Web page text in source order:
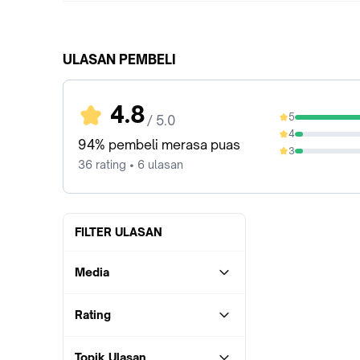
ULASAN PEMBELI
4.8 / 5.0
94% pembeli merasa puas
36 rating • 6 ulasan
5
88.89%
4
5.56%
3
5.56%
FILTER ULASAN
Media
Rating
Topik Ulasan